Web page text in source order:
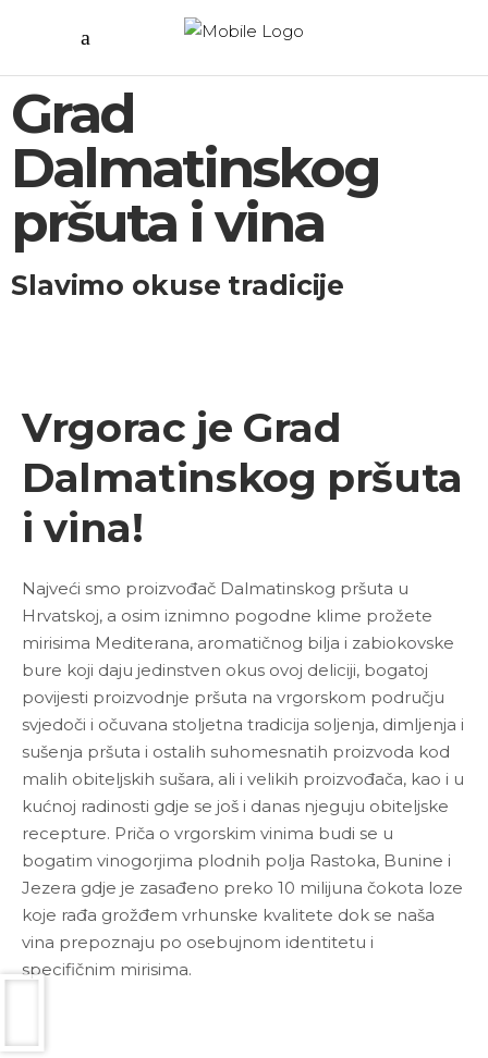
Grad
Dalmatinskog
pršuta i vina
Slavimo okuse tradicije
Vrgorac je Grad
Dalmatinskog pršuta
i vina!
Najveći smo proizvođač Dalmatinskog pršuta u
Hrvatskoj, a osim iznimno pogodne klime prožete
mirisima Mediterana, aromatičnog bilja i zabiokovske
bure koji daju jedinstven okus ovoj deliciji, bogatoj
povijesti proizvodnje pršuta na vrgorskom području
svjedoči i očuvana stoljetna tradicija soljenja, dimljenja i
sušenja pršuta i ostalih suhomesnatih proizvoda kod
malih obiteljskih sušara, ali i velikih proizvođača, kao i u
kućnoj radinosti gdje se još i danas njeguju obiteljske
recepture. Priča o vrgorskim vinima budi se u
bogatim vinogorjima plodnih polja Rastoka, Bunine i
Jezera gdje je zasađeno preko 10 milijuna čokota loze
koje rađa grožđem vrhunske kvalitete dok se naša
vina prepoznaju po osebujnom identitetu i
specifičnim mirisima.